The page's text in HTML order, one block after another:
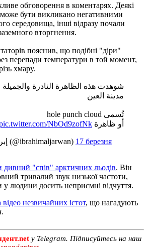
обговорення в коментарях. Деякі
бути викликано негативними
середовища, інші відразу почали
вторгнення.
пояснив, що подібні "діри"
перепади температури в той момент,
хмару.
شوهدت هذه الظاهرة النادرة
مدينة العين
تُسمى hole punch cloud
أو ظاهرة fallstreak hole NbOd9zofNk
— إبراهيم الجروان (@ibrahimaljarwan) 17 березня
дивний "спів" арктичних льодів. Він
тривалий звук низької частоти,
людини досить неприємні відчуття.
незвичайних істот, що нагадують
у Telegram. Підписуйтесь на наш